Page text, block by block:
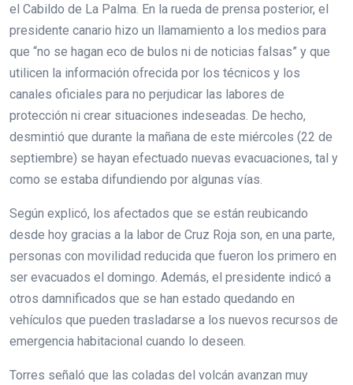
el Cabildo de La Palma. En la rueda de prensa posterior, el
presidente canario hizo un llamamiento a los medios para
que “no se hagan eco de bulos ni de noticias falsas” y que
utilicen la información ofrecida por los técnicos y los
canales oficiales para no perjudicar las labores de
protección ni crear situaciones indeseadas. De hecho,
desmintió que durante la mañana de este miércoles (22 de
septiembre) se hayan efectuado nuevas evacuaciones, tal y
como se estaba difundiendo por algunas vías.
Según explicó, los afectados que se están reubicando
desde hoy gracias a la labor de Cruz Roja son, en una parte,
personas con movilidad reducida que fueron los primero en
ser evacuados el domingo. Además, el presidente indicó a
otros damnificados que se han estado quedando en
vehículos que pueden trasladarse a los nuevos recursos de
emergencia habitacional cuando lo deseen.
Torres señaló que las coladas del volcán avanzan muy